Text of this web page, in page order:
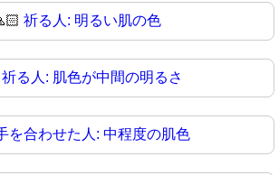
祈る人: 明るい肌の色
祈る人: 肌色が中間の明るさ
を合わせた人: 中程度の肌色